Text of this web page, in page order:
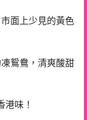
面上少見的黃色
鴛鴦，清爽酸甜
港味！